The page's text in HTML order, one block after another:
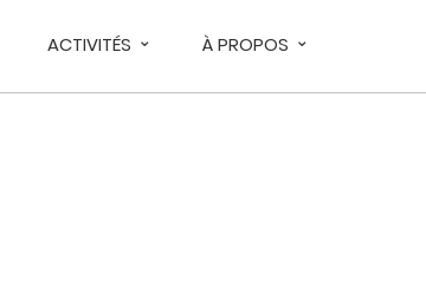
ACTIVITÉS À PROPOS